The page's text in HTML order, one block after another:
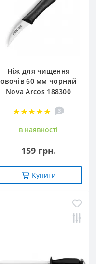
Ніж для чищення
овочів 60 мм чорний
Nova Arcos 188300
3
в наявностi
159 грн.
Купити